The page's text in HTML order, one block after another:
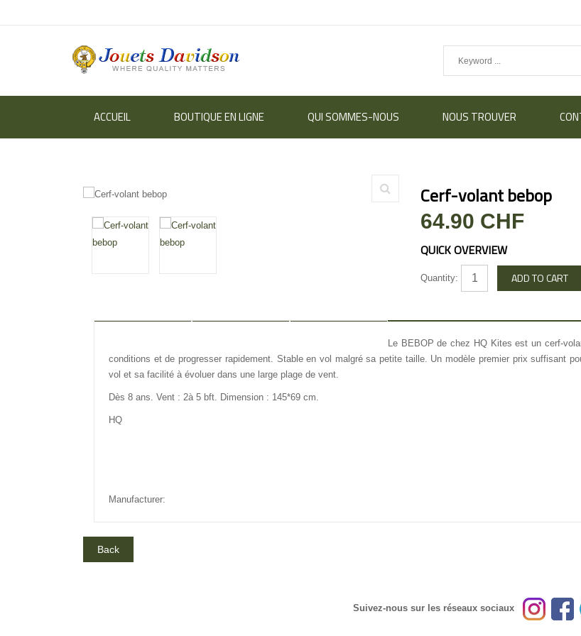
ACCUEIL BOUTIQUE EN LIGNE QUI SOMMES-NOUS NOUS TROUVER
Cerf-volant bebop
64.90 CHF
QUICK OVERVIEW
Quantity:
Le BEBOP de chez HQ Kites est un cerf-
conditions et de progresser rapidement. Stable en vol malgré sa petite taille. Un modèle premier prix suffisant
vol et sa facilité à évoluer dans une large plage de vent.
Dès 8 ans. Vent : 2à 5 bft. Dimension : 145*69 cm.
HQ
Manufacturer:
Suivez-nous sur les réseaux sociaux